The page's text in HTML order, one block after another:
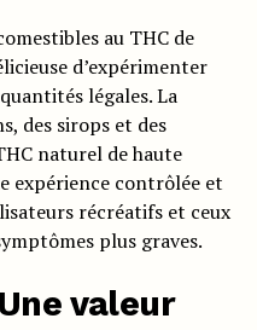
au THC de
d’expérimenter
légales. La
des sirops et des
naturel de haute
expérience contrôlée et
récréatifs et ceux
plus graves.
valeur